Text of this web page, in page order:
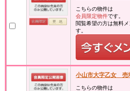
こちらの物件は
会員限定物件です。
閲覧希望の方は無料
す。
小山市大字乙女 売
こちらの物件は